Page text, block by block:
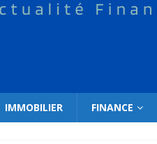
IMMOBILIER FINANCE